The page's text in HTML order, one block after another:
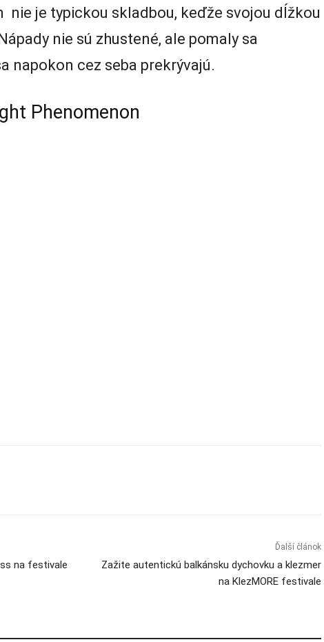
nie je typickou skladbou, keďže svojou dĺžkou
nie sú zhustené, ale pomaly sa
napokon cez seba prekrývajú.
Phenomenon
na festivale
Ďalší článok
Zažite autentickú balkánsku dychovku a klezmer
na KlezMORE festivale